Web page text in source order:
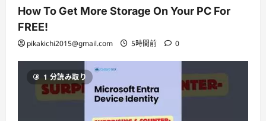
How To Get More Storage On Your PC For
FREE!
pikakichi2015@gmail.com 5時間前 0
1 分読み取り